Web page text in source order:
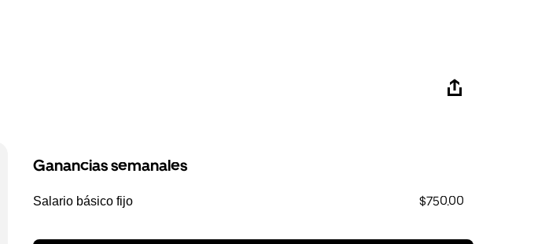
Ganancias semanales
Salario básico fijo $750.00